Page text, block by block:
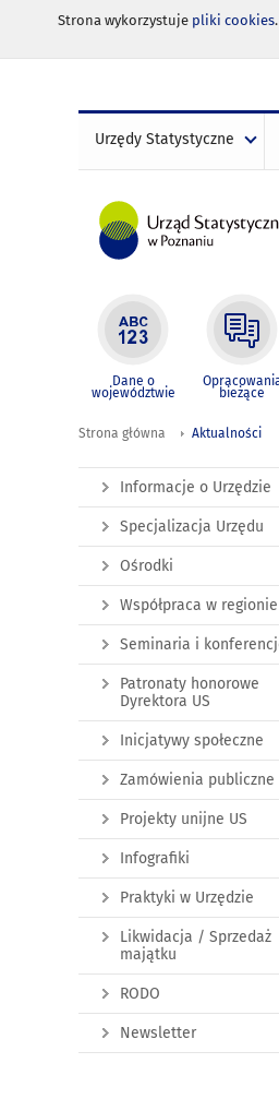
Strona wykorzystuje pliki cookies
Urzędy Statystyczne
Dane o
województwie bieżące
Strona główna Aktualności
Informacje o Urzędzie
Specjalizacja Urzędu
Ośrodki
Współpraca w regionie
Seminaria i
Patronaty honorowe
Dyrektora US
Inicjatywy społeczne
Zamówienia publiczne
Projekty unijne US
Infografiki
Praktyki w Urzędzie
Likwidacja / Sprzedaż
majątku
RODO
Newsletter